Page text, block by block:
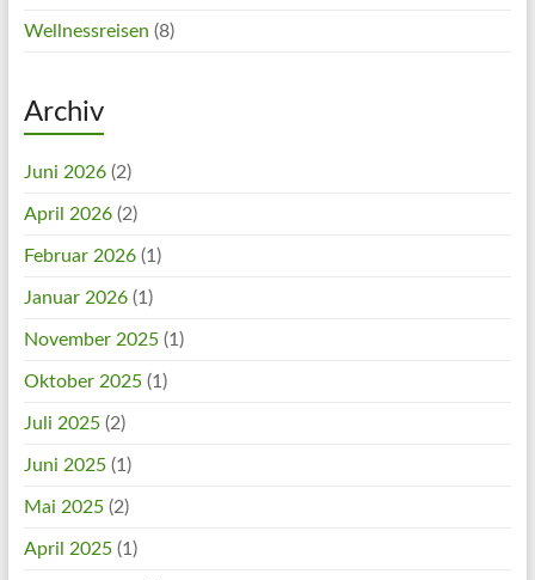
Wellnessreisen (8)
Archiv
Juni 2026(2)
April 2026(2)
Februar 2026(1)
Januar 2026(1)
November 2025(1)
Oktober 2025(1)
Juli 2025(2)
Juni 2025(1)
Mai 2025(2)
April 2025(1)